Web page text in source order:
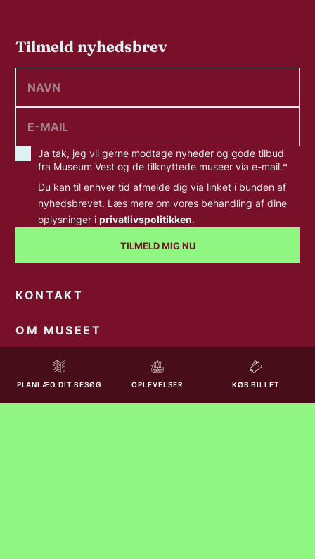
PLANLÆG DIT BESØG OPLEVELSER KØB BILLET
Tilmeld nyhedsbrev
Ja tak, jeg vil gerne modtage nyheder og gode tilbud
fra Museum Vest og de tilknyttede museer via e-mail.*
Du kan til enhver tid afmelde dig via linket i bunden af
nyhedsbrevet. Læs mere om vores behandling af dine
oplysninger iprivatlivspolitikken.
TILMELD MIG NU
KONTAKT
OM MUSEET
LEDIGE STILLINGER
PRESSE